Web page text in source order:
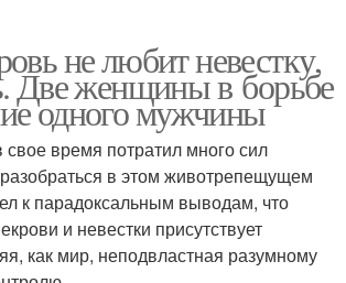
не любит невестку,
Две женщины в борьбе
одного мужчины
время потратил много сил
в этом животрепещущем
к парадоксальным выводам, что
и невестки присутствует
как мир, неподвластная разумному